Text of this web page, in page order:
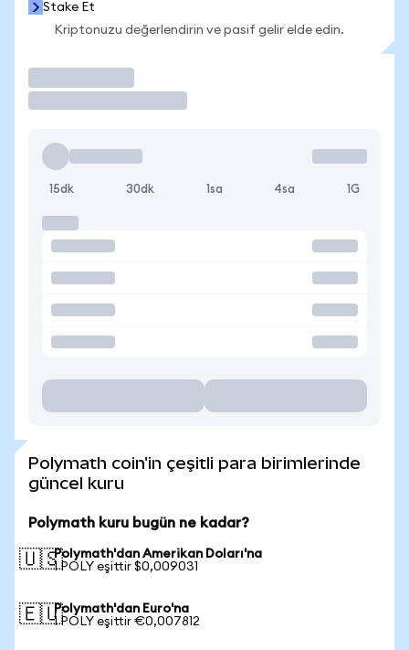
Stake Et
Kriptonuzu değerlendirin ve pasif gelir elde edin.
15dk 30dk 1sa 4sa 1G
Polymath coin'in çeşitli para birimlerinde
güncel kuru
Polymath kuru bugün ne kadar?
🇺🇸Polymath'dan Amerikan Doları'na
1 POLY eşittir $0,009031
🇪🇺Polymath'dan Euro'na
1 POLY eşittir €0,007812